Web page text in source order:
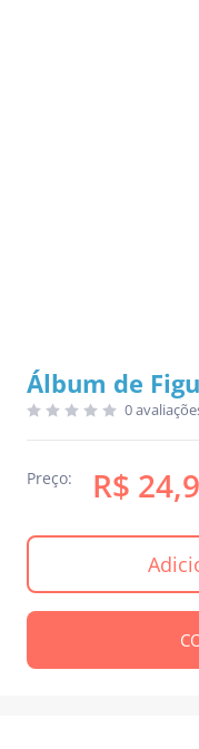
Álbum de
0
Preço: R$